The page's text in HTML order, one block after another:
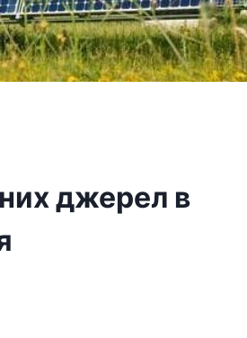
джерел в